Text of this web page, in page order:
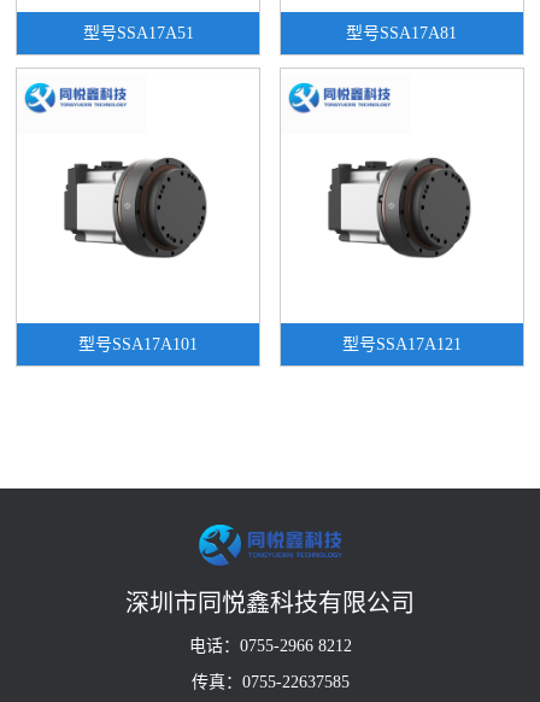
型号SSA17A51 型号SSA17A81
型号SSA17A101 型号SSA17A121
深圳市同悦鑫科技有限公司
电话：0755-2966 8212
传真：0755-22637585